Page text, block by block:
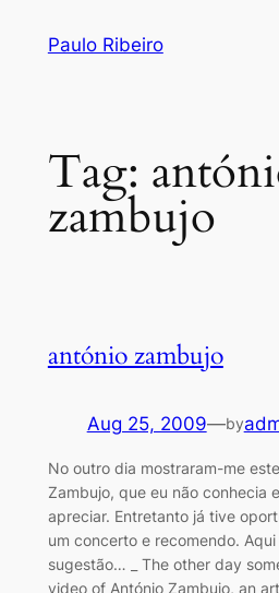
Paulo Ribeiro
Tag:
zambujo
antónio zambujo
Aug 25, 2009—by
No outro dia mostraram-me
Zambujo, que eu não conhecia
apreciar. Entretanto já tive
um concerto e recomendo.
sugestão… _ The other day
video of António Zambujo, an